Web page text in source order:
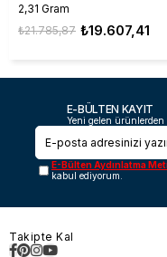
2,31 Gram
₺19.607,41
₺21.785,87
E-BÜLTEN KAYIT
Yeni gelen
E-Bülten Aydınlatma
kabul ediyorum.
Takipte Kal